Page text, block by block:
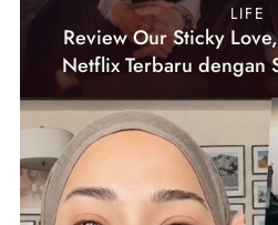
LIFE
Review Our Sticky
Netflix Terbaru dengan